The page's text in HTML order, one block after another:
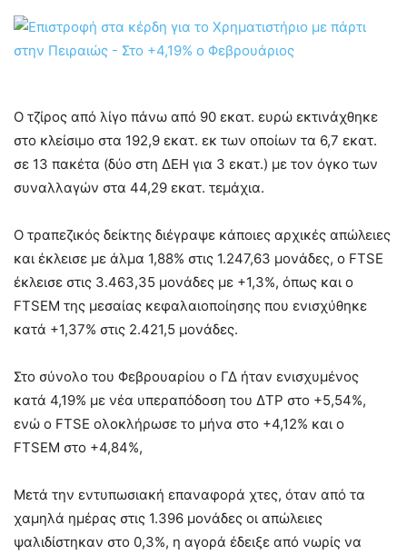
Ο τζίρος από λίγο πάνω από 90 εκατ. ευρώ εκτινάχθηκε
στο κλείσιμο στα 192,9 εκατ. εκ των οποίων τα 6,7 εκατ.
σε 13 πακέτα (δύο στη ΔΕΗ για 3 εκατ.) με τον όγκο των
συναλλαγών στα 44,29 εκατ. τεμάχια.
Ο τραπεζικός δείκτης διέγραψε κάποιες αρχικές απώλειες
και έκλεισε με άλμα 1,88% στις 1.247,63 μονάδες, ο FTSE
έκλεισε στις 3.463,35 μονάδες με +1,3%, όπως και ο
FTSEM της μεσαίας κεφαλαιοποίησης που ενισχύθηκε
κατά +1,37% στις 2.421,5 μονάδες.
Στο σύνολο του Φεβρουαρίου ο ΓΔ ήταν ενισχυμένος
κατά 4,19% με νέα υπεραπόδοση του ΔΤΡ στο +5,54%,
ενώ ο FTSE ολοκλήρωσε το μήνα στο +4,12% και o
FTSEM στο +4,84%,
Μετά την εντυπωσιακή επαναφορά χτες, όταν από τα
χαμηλά ημέρας στις 1.396 μονάδες οι απώλειες
ψαλιδίστηκαν στο 0,3%, η αγορά έδειξε από νωρίς να